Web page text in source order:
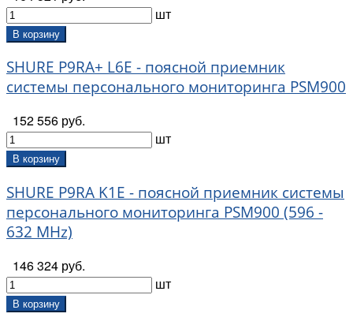
шт
В корзину
SHURE P9RA+ L6E - поясной приемник
системы персонального мониторинга PSM900
152 556 руб.
шт
В корзину
SHURE P9RA K1E - поясной приемник системы
персонального мониторинга PSM900 (596 -
632 MHz)
146 324 руб.
шт
В корзину